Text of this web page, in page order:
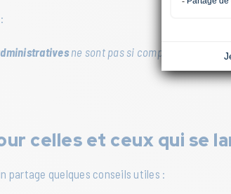
ne sont pas si complexes une fois
celles et ceux qui se
partage quelques conseils utiles :